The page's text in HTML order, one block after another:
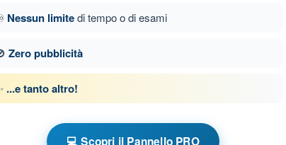
di 107
Quiz Paramotore
Paramotore - Meteorologia
Nessun limitedi tempo o di esami
Zero pubblicità
...e tanto altro!
💻 Scopri il Pannello PRO